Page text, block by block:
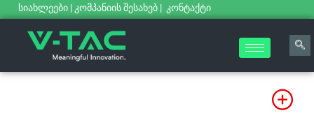
სიახლეები | კომპანიის შესახებ | კონტაქტი